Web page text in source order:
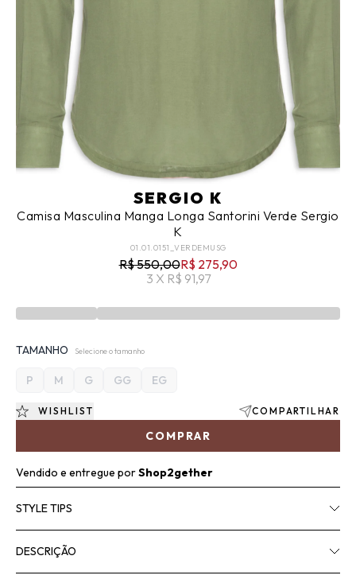
SERGIO K
Camisa Masculina Manga Longa Santorini Verde Sergio
K
01.01.0151_VERDEMUSG
R$ 550,00R$ 275,90
3 X R$ 91,97
TAMANHO Selecione o tamanho
P M G GG EG
COMPRAR
WISHLIST COMPARTILHAR
Vendido e entregue porShop2gether
STYLE TIPS
DESCRIÇÃO